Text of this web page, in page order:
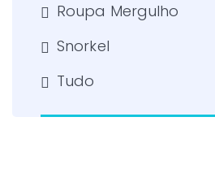
Roupa Mergulho
Snorkel
Tudo